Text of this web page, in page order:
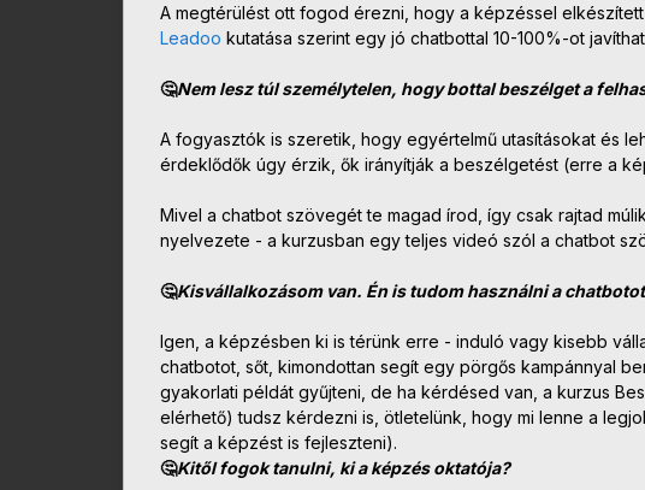
A megtérülést ott fogod érezni, hogy a képzéssel
Leadoo kutatása szerint egy jó chatbottal 10-100%-ot
🤔Nem lesz túl személytelen, hogy bottal beszélget a
A fogyasztók is szeretik, hogy egyértelmű utasításokat és
érdeklődők úgy érzik, ők irányítják a beszélgetést (erre a
Mivel a chatbot szövegét te magad írod, így csak rajtad
nyelvezete - a kurzusban egy teljes videó szól a chatbot
🤔Kisvállalkozásom van. Én is tudom használni a
Igen, a képzésben ki is térünk erre - induló vagy kisebb
chatbotot, sőt, kimondottan segít egy pörgős kampánnyal
gyakorlati példát gyűjteni, de ha kérdésed van, a kurzus
elérhető) tudsz kérdezni is, ötletelünk, hogy mi lenne a
segít a képzést is fejleszteni).
🤔Kitől fogok tanulni, ki a képzés oktatója?